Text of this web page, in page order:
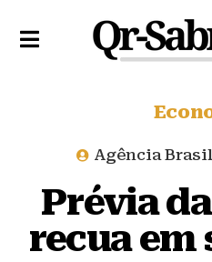
Agência Brasil
Prévia
recua em